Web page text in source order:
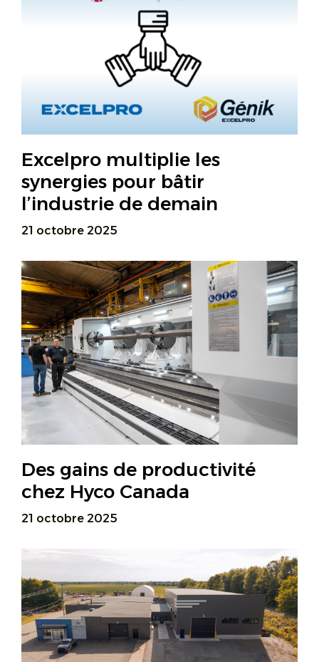
Excelpro multiplie les
synergies pour bâtir
l’industrie de demain
21 octobre 2025
Des gains de productivité
chez Hyco Canada
21 octobre 2025